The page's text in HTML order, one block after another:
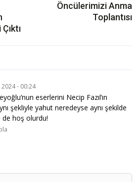
Öncülerimizi Anma
Toplantısı
- 00:24
eserlerini Necip Fazıl’ın
şekliyle yahut neredeyse aynı şekilde
de hoş olurdu!